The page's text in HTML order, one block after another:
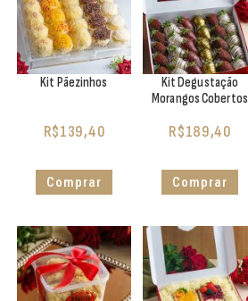
Kit Pãezinhos
R$139,40
Comprar
Kit Degustação
Morangos Cobertos
R$189,40
Comprar